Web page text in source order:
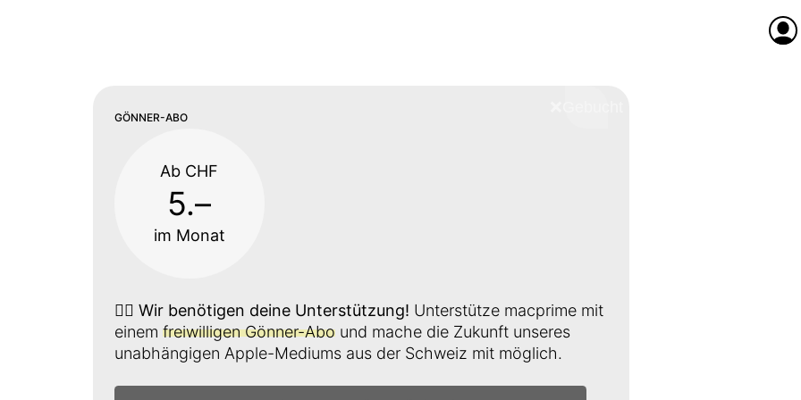
GÖNNER-ABO
Ab CHF
5.–
im Monat
👉🏼 Wir benötigen deine Unterstützung! Unterstütze macprime mit
einem freiwilligen Gönner-Abound mache die Zukunft unseres
unabhängigen Apple-Mediums aus der Schweiz mit möglich.